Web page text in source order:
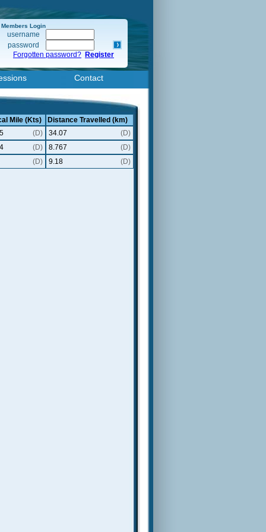
Members Login
username
password
Forgotten password? Register
Contact
Mile (Kts)
Distance Travelled (km)
(D) 34.07
(D)
(D) 8.767
(D)
(D) 9.18
(D)